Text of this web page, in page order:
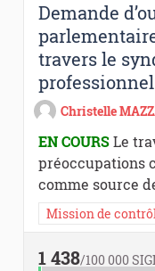
Demande
travers le
professionnel
Christelle
EN COURSLe
préoccupations
comme source
Mission de
1 438/100 000